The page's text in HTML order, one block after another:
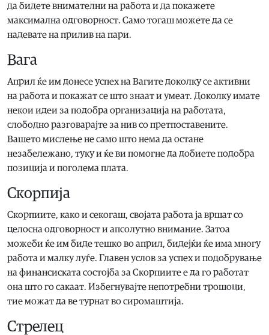
да бидете внимателни на работа и да покажете
максимална одговорност. Само тогаш можете да се
надевате на прилив на пари.
Вага
Април ќе им донесе успех на Вагите доколку се активни
на работа и покажат се што знаат и умеат. Доколку имате
некои идеи за подобра организација на работата,
слободно разговарајте за нив со претпоставените.
Вашето мислење не само што нема да остане
незабележано, туку и ќе ви помогне да добиете подобра
позиција и поголема плата.
Скорпија
Скорпиите, како и секогаш, својата работа ја вршат со
целосна одговорност и апсолутно внимание. Затоа
можеби ќе им биде тешко во април, бидејќи ќе има многу
работа и малку луѓе. Главен услов за успех и подобрување
на финансиската состојба за Скорпиите е да го работат
она што го сакаат. Избегнувајте непотребни трошоци,
тие можат да ве турнат во сиромаштија.
Стрелец